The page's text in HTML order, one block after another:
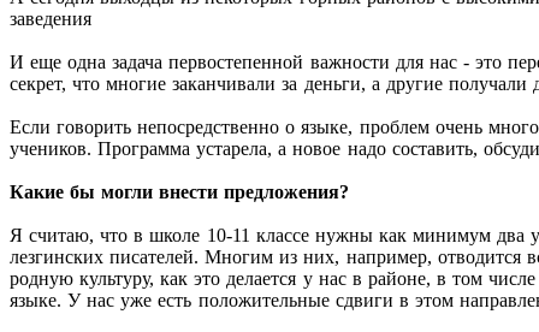
заведения
И еще одна задача первостепенной важности для нас - это
секрет, что многие заканчивали за деньги, а другие
Если говорить непосредственно о языке, проблем очень
учеников. Программа устарела, а новое надо составить,
Какие бы могли внести предложения?
Я считаю, что в школе 10-11 классе нужны как минимум два
лезгинских писателей. Многим из них, например, отводится
родную культуру, как это делается у нас в районе, в том
языке. У нас уже есть положительные сдвиги в этом